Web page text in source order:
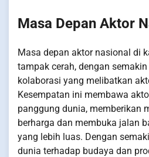
Masa Depan Aktor
Masa depan aktor nasional di
tampak cerah, dengan
kolaborasi yang melibatkan
Kesempatan ini membawa
panggung dunia, memberikan
berharga dan membuka jalan
yang lebih luas. Dengan
dunia terhadap budaya dan